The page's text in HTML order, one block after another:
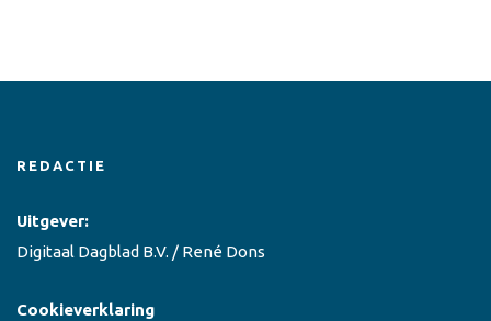
REDACTIE
Uitgever:
Digitaal Dagblad B.V. / René Dons
Cookieverklaring